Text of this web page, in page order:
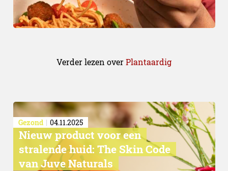
Verder lezen overPlantaardig
Gezond 04.11.2025
Nieuw product voor een
stralende huid: The Skin Code
van Juve Naturals